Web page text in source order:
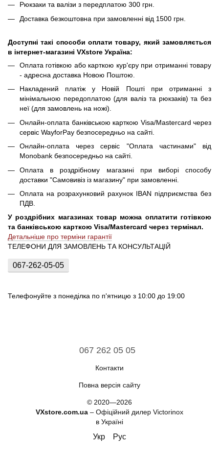
Рюкзаки та валізи з передплатою 300 грн.
Доставка безкоштовна при замовленні від 1500 грн.
Доступні такі способи оплати товару, який замовляється
в інтернет-магазині VXstore Україна:
Оплата готівкою або карткою кур'єру при отриманні товару
- адресна доставка Новою Поштою.
Накладений платіж у Новій Пошті при отриманні з
мінімальною передоплатою (для валіз та рюкзаків) та без
неї (для замовлень на ножі).
Онлайн-оплата банківською карткою Visa/Mastercard через
сервіс WayforPay безпосередньо на сайті.
Онлайн-оплата через сервіс "Оплата частинами" від
Monobank безпосередньо на сайті.
Оплата в роздрібному магазині при виборі способу
доставки "Самовивіз із магазину" при замовленні.
Оплата на розрахунковий рахунок IBAN підприємства без
ПДВ.
У роздрібних магазинах товар можна оплатити готівкою
та банківською карткою Visa/Mastercard через термінал.
Детальніше про терміни гарантії
ТЕЛЕФОНИ ДЛЯ ЗАМОВЛЕНЬ ТА КОНСУЛЬТАЦІЙ
067-262-05-05
Телефонуйте з понеділка по п'ятницю з 10:00 до 19:00
067 262 05 05
Контакти
Повна версія сайту
© 2020—2026
VXstore.com.ua – Офіційний дилер Victorinox
в Україні
Укр Рус